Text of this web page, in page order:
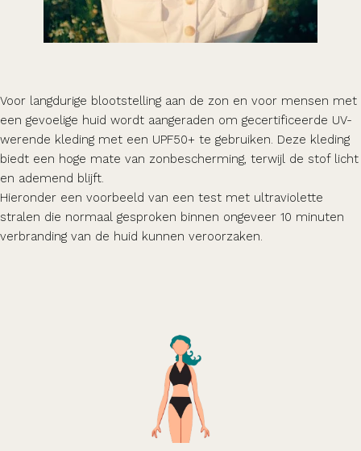
Voor langdurige blootstelling aan de zon en voor mensen met
een gevoelige huid wordt aangeraden om gecertificeerde UV-
werende kleding met een UPF50+ te gebruiken. Deze kleding
biedt een hoge mate van zonbescherming, terwijl de stof licht
en ademend blijft.
Hieronder een voorbeeld van een test met ultraviolette
stralen die normaal gesproken binnen ongeveer 10 minuten
verbranding van de huid kunnen veroorzaken.